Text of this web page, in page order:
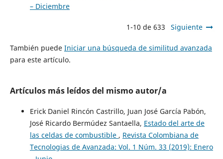
– Diciembre
1-10 de 633 Siguiente
También puede Iniciar una búsqueda de similitud avanzada
para este artículo.
Artículos más leídos del mismo autor/a
Erick Daniel Rincón Castrillo, Juan José García Pabón,
José Ricardo Bermúdez Santaella, Estado del arte de
las celdas de combustible , Revista Colombiana de
Tecnologias de Avanzada: Vol. 1 Núm. 33 (2019): Enero